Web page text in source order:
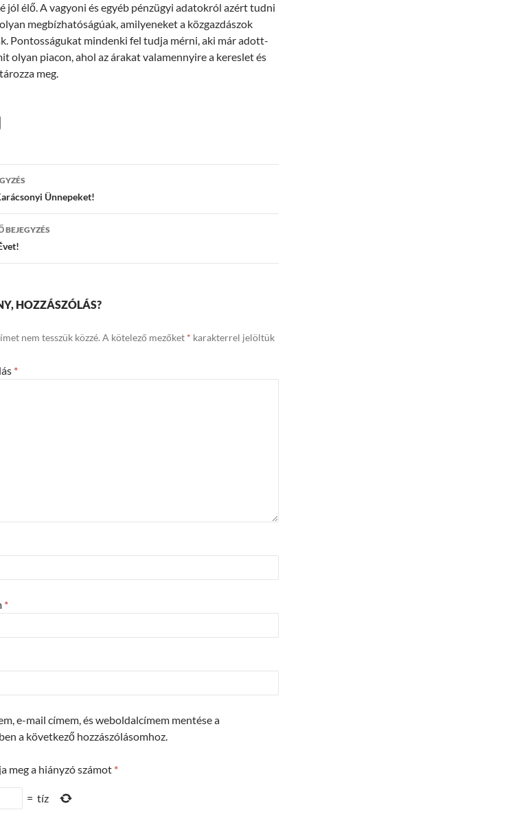
jól élő. A vagyoni és egyéb pénzügyi adatokról azért tudni
megbízhatóságúak, amilyeneket a közgazdászok
Pontosságukat mindenki fel tudja mérni, aki már adott-
olyan piacon, ahol az árakat valamennyire a kereslet és
meg.
Ünnepeket!
BEJEGYZÉS
HOZZÁSZÓLÁS?
nem tesszük közzé. A kötelező mezőket * karakterrel jelöltük
*
*
e-mail címem, és weboldalcímem mentése a
a következő hozzászólásomhoz.
meg a hiányzó számot *
= tíz